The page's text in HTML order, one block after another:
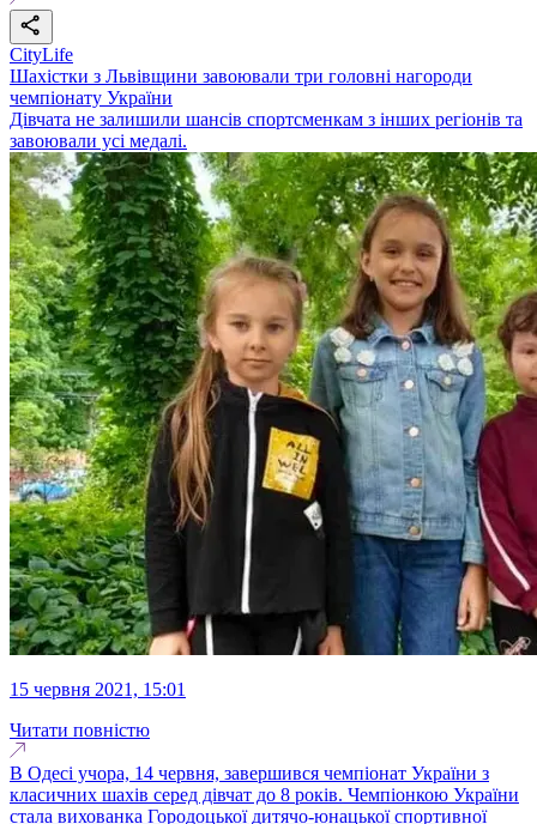
CityLife
Шахістки з Львівщини завоювали три головні нагороди
чемпіонату України
Дівчата не залишили шансів спортсменкам з інших регіонів та
завоювали усі медалі.
15 червня 2021, 15:01
Читати повністю
В Одесі учора, 14 червня, завершився чемпіонат України з
класичних шахів серед дівчат до 8 років. Чемпіонкою України
стала вихованка Городоцької дитячо-юнацької спортивної